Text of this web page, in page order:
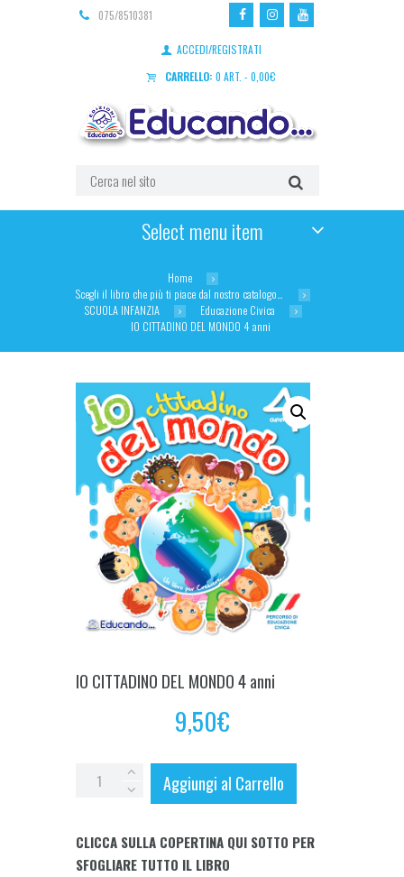
075/8510381
ACCEDI/REGISTRATI
CARRELLO: 0 ART. - 0,00€
Select menu item
Home
Scegli il libro che più ti piace dal nostro catalogo…
SCUOLA INFANZIA
Educazione Civica
IO CITTADINO DEL MONDO 4 anni
IO CITTADINO DEL MONDO 4 anni
9,50€
MONDO
4
Aggiungi al Carrello
CLICCA SULLA COPERTINA QUI SOTTO PER
SFOGLIARE TUTTO IL LIBRO